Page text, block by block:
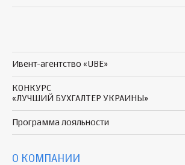
Ивент-агентство «UBE»
КОНКУРС
«ЛУЧШИЙ БУХГАЛТЕР УКРАИНЫ»
Программа лояльности
О КОМПАНИИ